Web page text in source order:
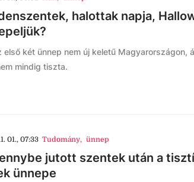
halottak napja,
első két ünnep nem új keletű Magyarországon,
mindig tiszta.
01., 07:33 Tudomány, ünnep
jutott szentek után a
ünnepe